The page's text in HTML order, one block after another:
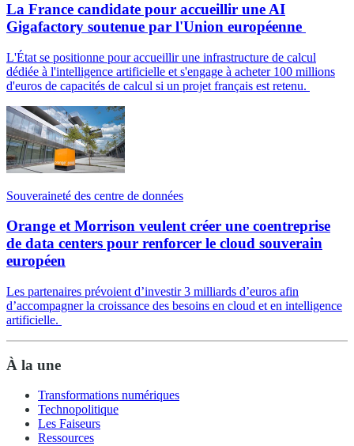
La France candidate pour accueillir une AI
Gigafactory soutenue par l'Union européenne
L'État se positionne pour accueillir une infrastructure de calcul
dédiée à l'intelligence artificielle et s'engage à acheter 100 millions
d'euros de capacités de calcul si un projet français est retenu.
Souveraineté des centre de données
Orange et Morrison veulent créer une coentreprise
de data centers pour renforcer le cloud souverain
européen
Les partenaires prévoient d’investir 3 milliards d’euros afin
d’accompagner la croissance des besoins en cloud et en intelligence
artificielle.
À la une
Transformations numériques
Technopolitique
Les Faiseurs
Ressources